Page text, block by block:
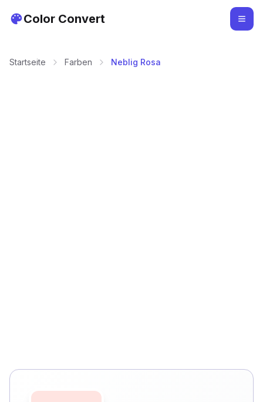
Color Convert
Startseite Farben Neblig Rosa